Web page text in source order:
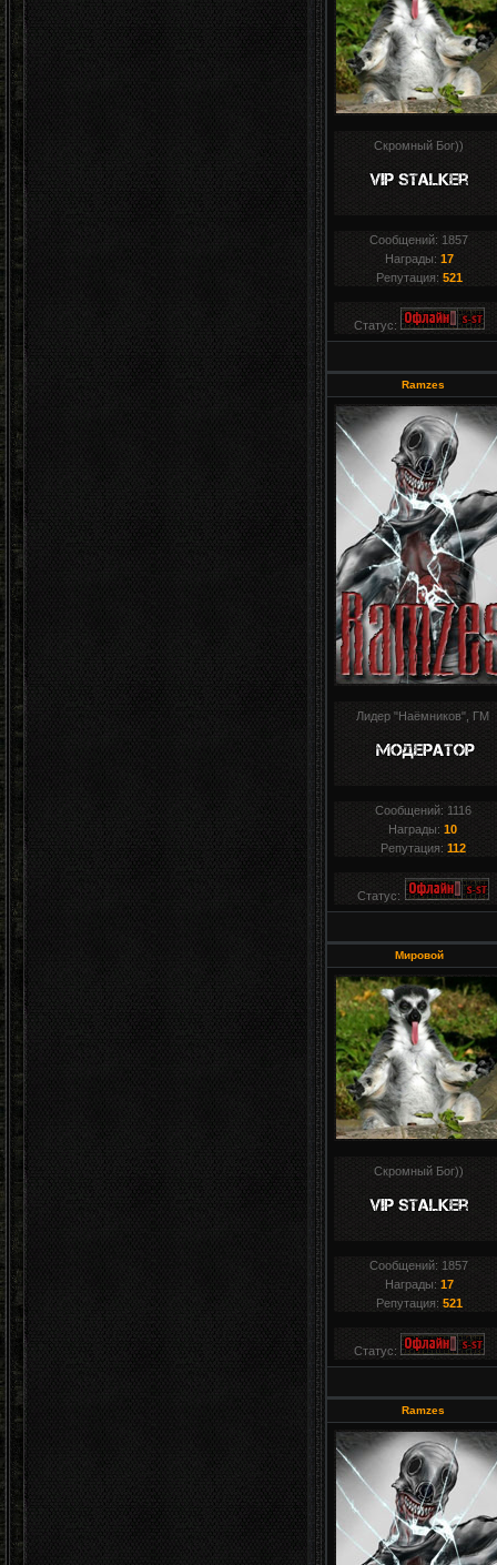
Скромный Бог))
Сообщений: 1857
Награды: 17
Репутация: 521
Статус:
Ramzes
Лидер "Наёмников", ГМ
Сообщений: 1116
Награды:10
Репутация: 112
Статус:
Мировой
Скромный Бог))
Сообщений: 1857
Награды: 17
Репутация: 521
Статус:
Ramzes